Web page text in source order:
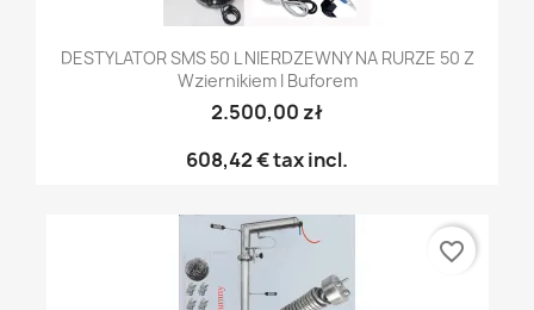
DESTYLATOR SMS 50 L NIERDZEWNY NA RURZE 50 Z
Wziernikiem I Buforem
2.500,00 zł
608,42 €tax incl.
favorite_border